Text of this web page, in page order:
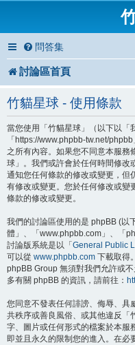
問答集
討論區首頁
竹貓星球 - 使用條款
當您使用「竹貓星球」（以下以「
「https://www.phpbb-tw.net/
之所有內容。如果您不同意本服務
球」。我們或許會於任何時間修改
通知您任何條款的修改或變更，但
有修改或變更。您於任何修改或變
條款的修改或變更。
我們的討論區使用的是 phpBB (以
體」、「www.phpbb.com」、「
討論版系統是以「 General Public
可以從 www.phpbb.com 下載取得
phpBB Group 無須對我們允許或
多有關 phpBB 的資訊，請前往：
您同意不發表任何誹謗、侮辱、具
共秩序或善良風俗、或其他違反「
字、圖片或任何形式的檔案於本服
即並且永久的限制您的進入。在必